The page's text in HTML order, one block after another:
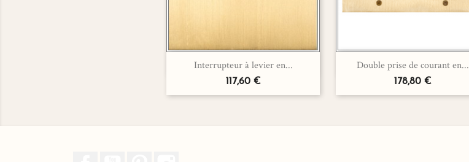
Interrupteur à levier en...
117,60 €
Aperçu rapide Double prise de courant en...
178,80 €
 Aperçu rapide